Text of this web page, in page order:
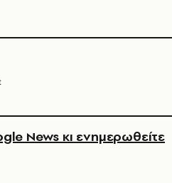
News κι ενημερωθείτε